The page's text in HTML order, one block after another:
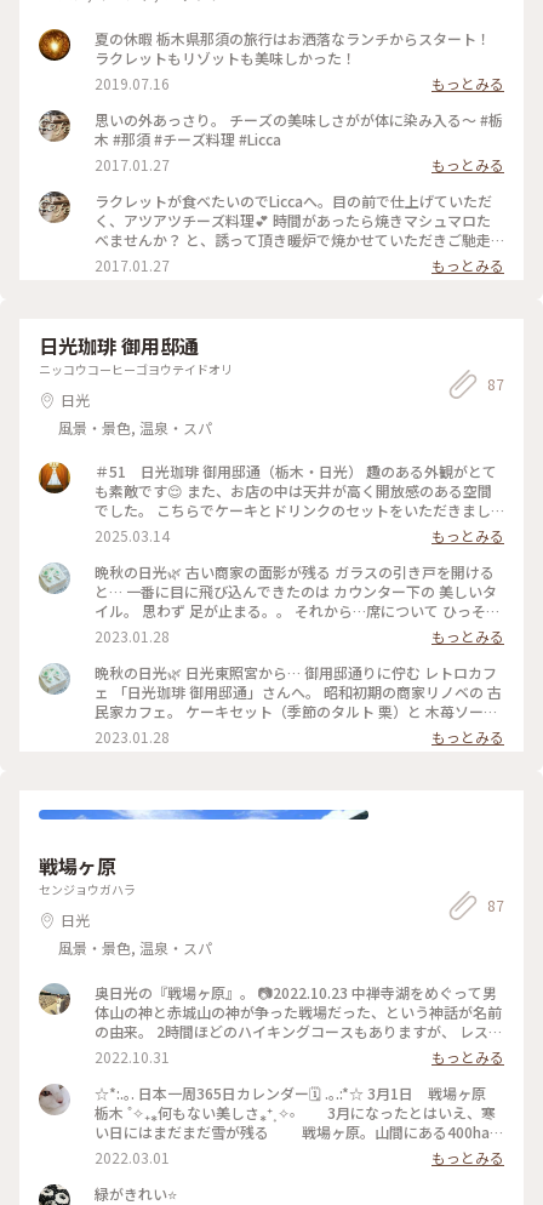
夏の休暇 栃木県那須の旅行はお洒落なランチからスタート！
ラクレットもリゾットも美味しかった！
2019.07.16
もっとみる
思いの外あっさり。 チーズの美味しさがが体に染み入る〜 #栃
木 #那須 #チーズ料理 #Licca
2017.01.27
もっとみる
ラクレットが食べたいのでLiccaへ。目の前で仕上げていただ
く、アツアツチーズ料理💕 時間があったら焼きマシュマロた
べませんか？ と、誘って頂き暖炉で焼かせていただきご馳走
になりました🙇🏼 #栃木 #那須 #チーズ料理 #ラクレット
#licca
2017.01.27 もっとみる
日光珈琲 御用邸通
ニッコウコーヒーゴヨウテイドオリ
日光
風景・景色, 温泉・スパ
87
＃51 日光珈琲 御用邸通（栃木・日光） 趣のある外観がとて
も素敵です😌 また、お店の中は天井が高く開放感のある空間
でした。 こちらでケーキとドリンクのセットをいただきまし
た。落ち着いた空間でひと休みできて、満足です✨ #喫茶店巡
り #日光散歩 #建築めぐり #歴史探訪 #レトロ旅 #アートな景色
2025.03.14
もっとみる
晩秋の日光🌿 古い商家の面影が残る ガラスの引き戸を開ける
と… 一番に目に飛び込んできたのは カウンター下の 美しいタ
イル。 思わず 足が止まる。。 それから…席について ひっそり
と（笑）辺りを見回す。 他にお客様がいない時間、 ゆったり
まったりと 心地よいカフェ時間に。。 #日光さんぽ#日光珈琲
御用邸通#古民家カフェ#ゆるりカフェ時間#栃木カフェ#ファ
ンタジーの世界 #Myことりっぷ #思い出投稿（2022.11月）
2023.01.28
もっとみる
晩秋の日光🌿 日光東照宮から… 御用邸通りに佇む レトロカフ
ェ 「日光珈琲 御用邸通」さんへ。 昭和初期の商家リノベの 古
民家カフェ。 ケーキセット（季節のタルト 栗）と 木苺ソーダ
を。 レトロな雰囲気の ゆったりとしたカフェで 甘いモノと 自
家焙煎豆の 美味しいコーヒー、 きらきら きれいな色の ソーダ
ジーの世界 #Myことりっぷ #思い出投稿
2023.01.28 もっとみる
戦場ヶ原
センジョウガハラ
日光
風景・景色, 温泉・スパ
87
奥日光の『戦場ヶ原』。 📷2022.10.23 中禅寺湖をめぐって男
体山の神と赤城山の神が争った戦場だった、という神話が名前
の由来。 2時間ほどのハイキングコースもありますが、 レスト
ハウス郭公や三本松茶屋の駐車場（無料）から歩いて1、2分の
『戦場ヶ原展望台(三本松)』はお手軽です。 #Ayu紅葉#栃木#
日光#奥日光#戦場ヶ原#秋いろとりどり#休日ドライブ#Myこ
とりっぷ
2022.10.31
もっとみる
☆*:.｡. 日本一周365日カレンダー🗓 .｡.:*☆ 3月1日 戦場ヶ原
栃木 ˚✧₊⁎何もない美しさ⁎⁺˳✧༚ 3月になったとはいえ、寒
い日にはまだまだ雪が残る 戦場ヶ原。山間にある400haの
広大で何もない湿原 ゆえに、冬場には強い風が吹けば美
しい雪の風紋が つくられる。 何もなく雪の風紋だけがあ
る景色も爽やかで広々とした綺麗な景色です。 #栃木#戦場ヶ
2022.03.01
もっとみる
緑がきれい⭐️